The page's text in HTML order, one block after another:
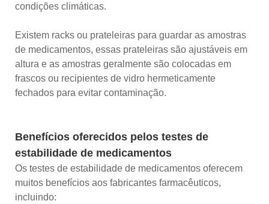
condições climáticas.
Existem racks ou prateleiras para guardar as amostras
de medicamentos, essas prateleiras são ajustáveis ​​em
altura e as amostras geralmente são colocadas em
frascos ou recipientes de vidro hermeticamente
fechados para evitar contaminação.
Benefícios oferecidos pelos testes de
estabilidade de medicamentos
Os testes de estabilidade de medicamentos oferecem
muitos benefícios aos fabricantes farmacêuticos,
incluindo: